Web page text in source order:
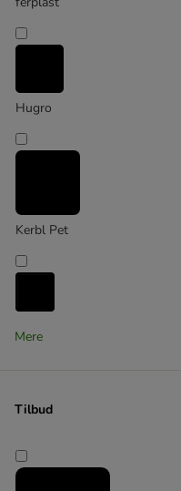
Hugro
Kerbl Pet
Mere
Tilbud